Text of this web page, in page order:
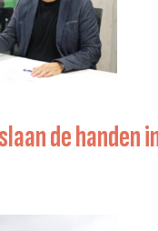
de